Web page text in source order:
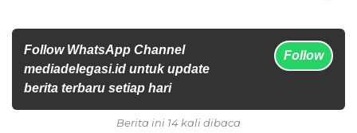
Follow WhatsApp Channel
mediadelegasi.id untuk update
berita terbaru setiap hari
Follow
Berita ini 14 kali dibaca